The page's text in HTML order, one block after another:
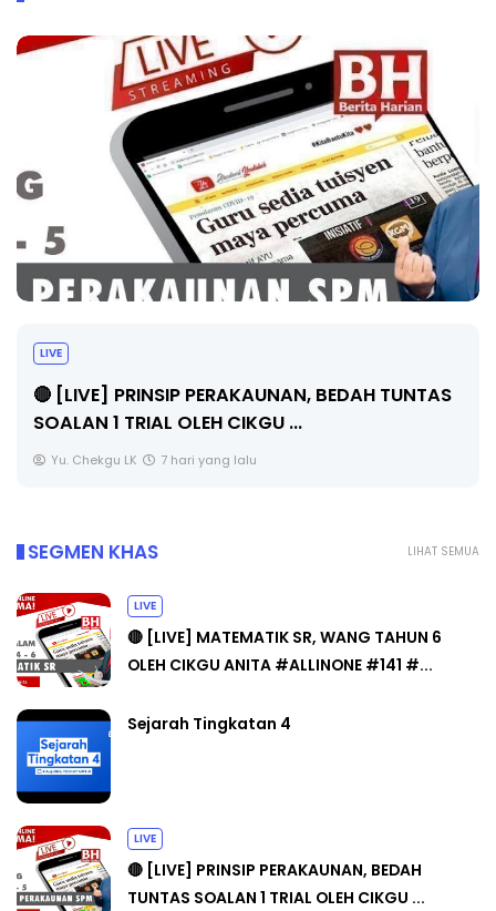
LIVE
🔴 [LIVE] PRINSIP PERAKAUNAN, BEDAH TUNTAS
SOALAN 1 TRIAL OLEH CIKGU ...
Yu. Chekgu LK 7 hari yang lalu
LIHAT SEMUA
SEGMEN KHAS
LIVE
🔴 [LIVE] MATEMATIK SR, WANG TAHUN 6
OLEH CIKGU ANITA #ALLINONE #141 #...
Sejarah Tingkatan 4
LIVE
🔴 [LIVE] PRINSIP PERAKAUNAN, BEDAH
TUNTAS SOALAN 1 TRIAL OLEH CIKGU ...